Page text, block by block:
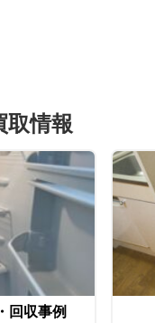
取情報
回収事例